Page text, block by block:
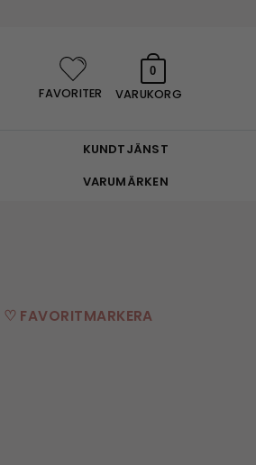
FAVORITER VARUKORG
0
KUNDTJÄNST
VARUMÄRKEN
♡ FAVORITMARKERA